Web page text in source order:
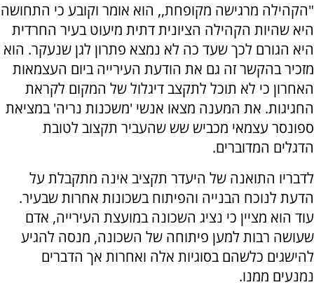
"הקהילה מרגישה מקופחת,, הוא אומר וקובע כי התחושה
היא שהיות הקהילה הציונית דתית מיעוט בעיר החרדית
היא הגורם לכך שעד כה לא נמצא פתרון לגן שנעקר. הוא
מזכיר בהקשר זה גם את הודעת העירייה ביום העצמאות
האחרון כי לא תוכל לתקצב דיגלול של המקום לקראת
החגיגות. את המענה מצאו אנשי 'משכנות נריה' במציאת
ספונסר עצמאי מכביש שש שהעביר תקצוב לטובת
הדגלים המדוברים.
לדבריו התואנה של היעדר תקציב אינה מתקבלת על
הדעת לנוכח הבנייה והפיתוח בשכונות אחרות שבעיר.
עוד הוא מציין כי נציג השכונה במועצת העירייה, אדם
שעושה רבות למען פיתוחה של השכונה, מנסה להגיע
להישגים כלשהם בסוגיות אלה ואחרות אך הדברים
נמנעים ממנו.